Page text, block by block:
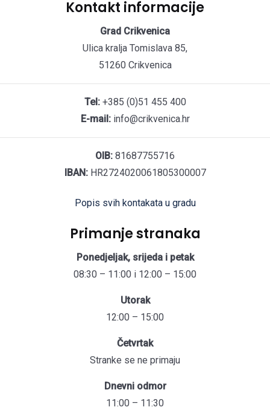
Kontakt informacije
Grad Crikvenica
Ulica kralja Tomislava 85,
51260 Crikvenica
Tel:+385 (0)51 455 400
E-mail:info@crikvenica.hr
OIB: 81687755716
IBAN:HR2724020061805300007
Popis svih kontakata u gradu
Primanje stranaka
Ponedjeljak, srijeda i petak
08:30 – 11:00 i 12:00 – 15:00
Utorak
12:00 – 15:00
Četvrtak
Stranke se ne primaju
Dnevni odmor
11:00 – 11:30